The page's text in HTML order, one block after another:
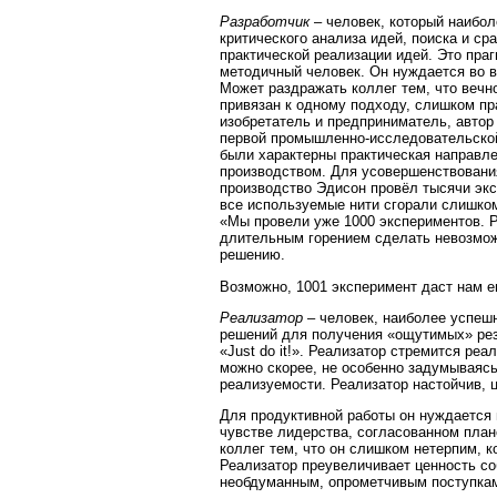
Разработчик – человек, который
критического анализа идей, поиска и
практической реализации идей. Это
методичный человек. Он нуждается во
Может раздражать коллег тем, что
привязан к одному подходу, слишком
изобретатель и предприниматель,
первой промышленно-
были характерны практическая
производством. Для
производство Эдисон провёл тысячи
все используемые нити сгорали
«Мы провели уже 1000 экспериментов.
длительным горением сделать
решению.
Возможно, 1001 эксперимент даст нам
Реализатор – человек, наиболее
решений для получения «ощутимых»
«Just do it!». Реализатор стремится
можно скорее, не особенно
реализуемости. Реализатор настойчив,
Для продуктивной работы он
чувстве лидерства, согласованном
коллег тем, что он слишком нетерпим,
Реализатор преувеличивает ценность
необдуманным, опрометчивым